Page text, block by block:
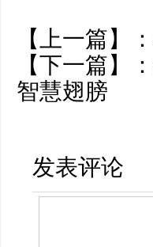
【上一篇】：
【下一篇】：
智慧翅膀
发表评论